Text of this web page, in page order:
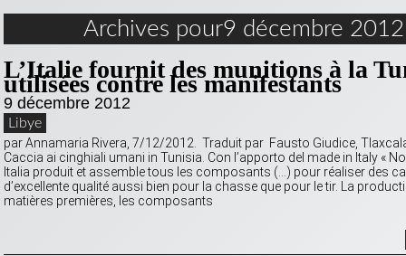
Archives pour9 décembre 2012
L’Italie fournit des munitions à la
utilisées contre les manifestants
9 décembre 2012
Libye
par Annamaria Rivera, 7/12/2012. Traduit par Fausto Giudice,
Caccia ai cinghiali umani in Tunisia. Con l’apporto del made in Italy «
Italia produit et assemble tous les composants (…) pour réaliser des
d’excellente qualité aussi bien pour la chasse que pour le tir. La
matières premières, les composants